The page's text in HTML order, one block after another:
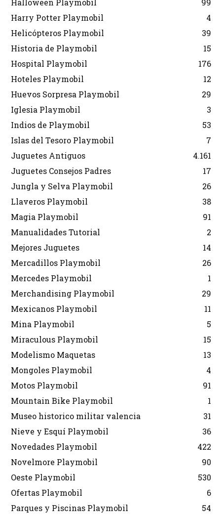
Harry Potter Playmobil
4
Helicópteros Playmobil
39
Historia de Playmobil
15
Hospital Playmobil
176
Hoteles Playmobil
12
Huevos Sorpresa Playmobil
29
Iglesia Playmobil
3
Indios de Playmobil
53
Islas del Tesoro Playmobil
7
Juguetes Antiguos
4.161
Juguetes Consejos Padres
17
Jungla y Selva Playmobil
26
Llaveros Playmobil
38
Magia Playmobil
91
Manualidades Tutorial
2
Mejores Juguetes
14
Mercadillos Playmobil
26
Mercedes Playmobil
1
Merchandising Playmobil
29
Mexicanos Playmobil
11
Mina Playmobil
5
Miraculous Playmobil
15
Modelismo Maquetas
13
Mongoles Playmobil
4
Motos Playmobil
91
Mountain Bike Playmobil
1
Museo historico militar valencia
31
Nieve y Esquí Playmobil
36
Novedades Playmobil
422
Novelmore Playmobil
90
Oeste Playmobil
530
Ofertas Playmobil
6
Parques y Piscinas Playmobil
54